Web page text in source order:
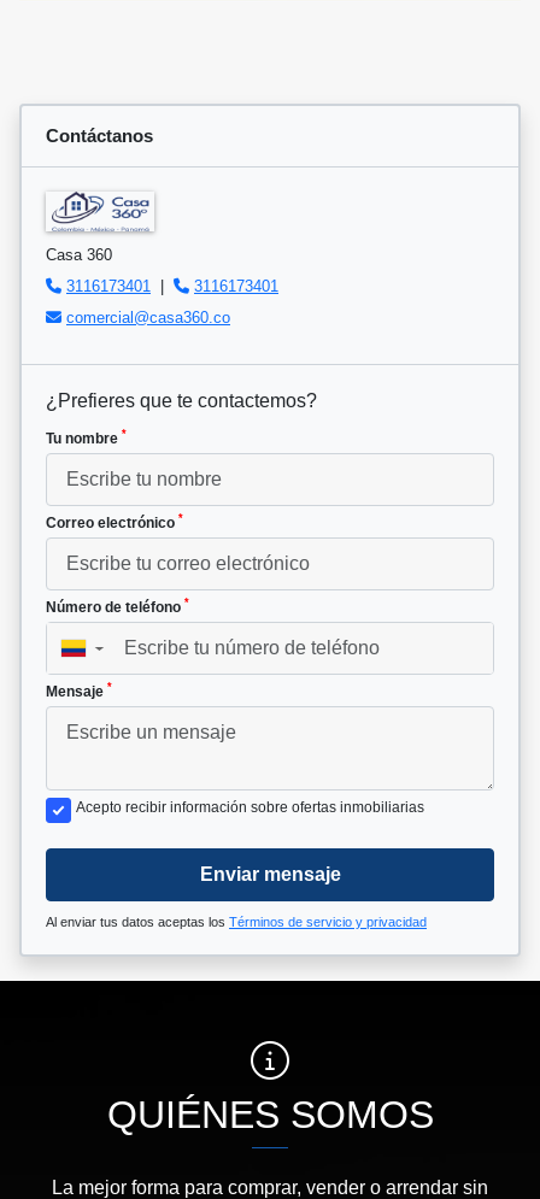
Contáctanos
Casa 360
3116173401
|
3116173401
comercial@casa360.co
¿Prefieres que te contactemos?
Tu nombre *
Correo electrónico *
Número de teléfono *
▼
Mensaje *
Acepto recibir información sobre ofertas inmobiliarias
Enviar mensaje
Al enviar tus datos aceptas los Términos de servicio y privacidad
QUIÉNES SOMOS
La mejor forma para comprar, vender o arrendar sin